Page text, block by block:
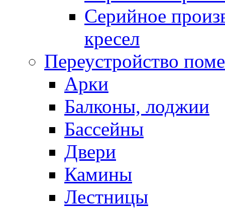
Серийное
кресел
Переустройство
Арки
Балконы, лоджии
Бассейны
Двери
Камины
Лестницы